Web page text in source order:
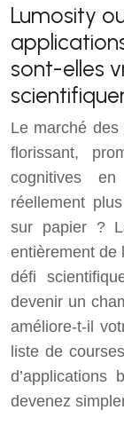
Lumosity
sont-elles
Le marché
florissant,
cognitives
réellement
sur papier ?
entièrement de
défi
devenir un
améliore-t-il
liste de
d’applications
devenez